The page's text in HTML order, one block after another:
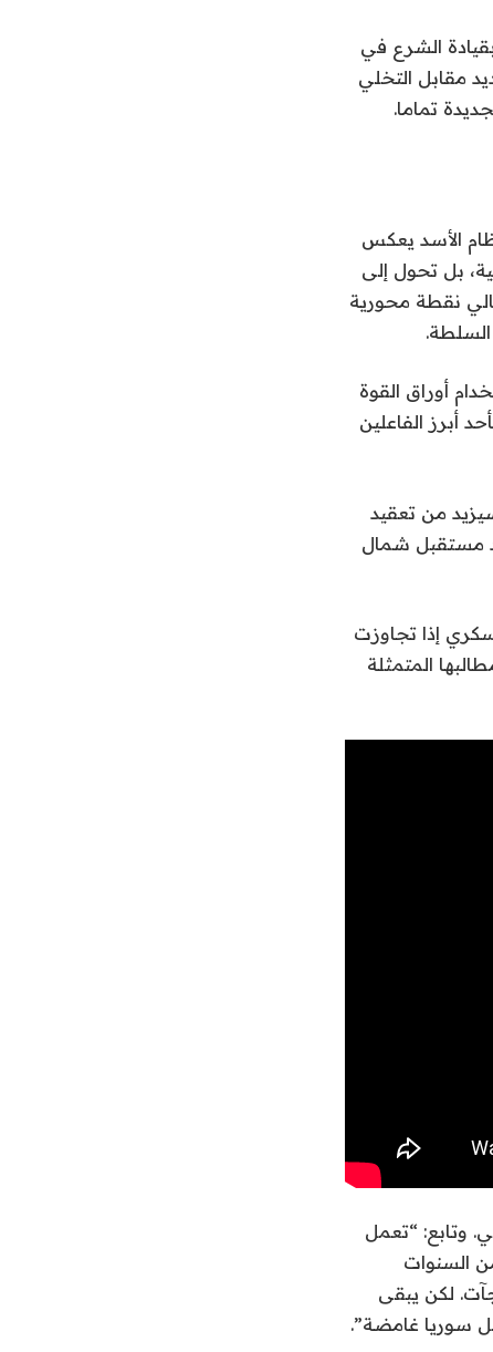
الشرع في
مقابل التخلي
تماما.
الأسد يعكس
بل تحول إلى
نقطة محورية
أوراق القوة
أبرز الفاعلين
من تعقيد
مستقبل شمال
إذا تجاوزت
المتمثلة
وتابع: “تعمل
السنوات
لكن يبقى
سوريا غامضة”.